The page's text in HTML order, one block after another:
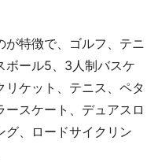
特徴で、ゴルフ、テニ
ボール5、3人制バスケ
リケット、テニス、ペタ
スケート、デュアスロ
グ、ロードサイクリン